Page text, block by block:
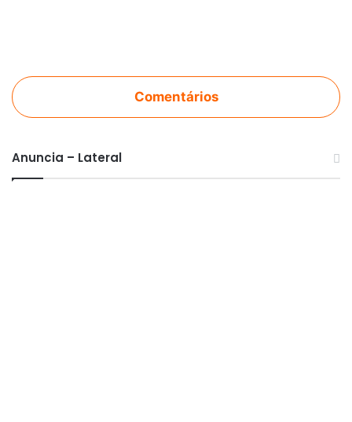
Comentários
Anuncia – Lateral